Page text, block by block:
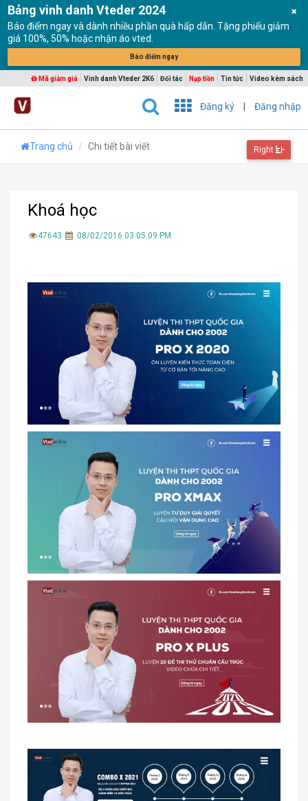
Bảng vinh danh Vteder 2024
Báo điểm ngay và dành nhiều phần quà hấp dẫn. Tặng phiếu giảm
giá 100%, 50% hoặc nhận áo vted.
Báo điểm ngay
Mã giảm giá Vinh danh Vteder 2K6 Đối tác Nạp tiền Tin tức Video kèm sách
Đăng ký Đăng nhập
Trang chủ Chi tiết bài viết Right
Khoá học
47643 08/02/2016 03:05:09 PM